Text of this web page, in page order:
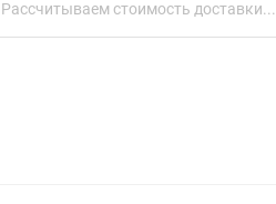
Рассчитываем стоимость доставки...